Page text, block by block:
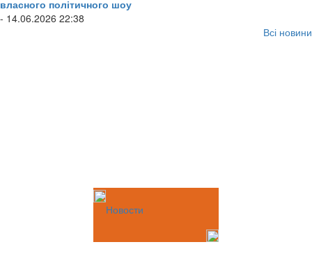
власного політичного шоу
- 14.06.2026 22:38
Всі новини
Новости